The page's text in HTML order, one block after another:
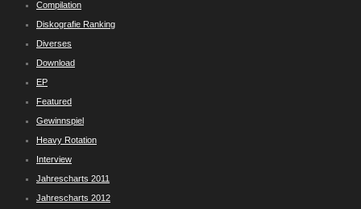
Compilation
Diskografie Ranking
Diverses
Download
EP
Featured
Gewinnspiel
Heavy Rotation
Interview
Jahrescharts 2011
Jahrescharts 2012